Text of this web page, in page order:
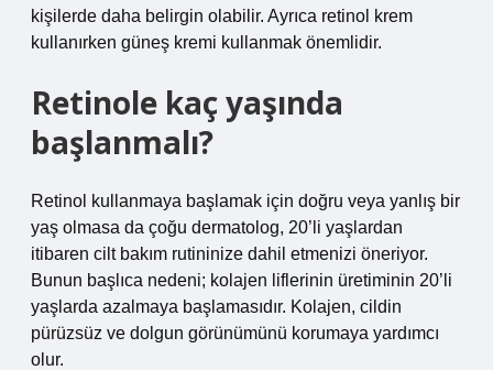
kişilerde daha belirgin olabilir. Ayrıca retinol krem ​​
kullanırken güneş kremi kullanmak önemlidir.
Retinole kaç yaşında
başlanmalı?
Retinol kullanmaya başlamak için doğru veya yanlış bir
yaş olmasa da çoğu dermatolog, 20’li yaşlardan
itibaren cilt bakım rutininize dahil etmenizi öneriyor.
Bunun başlıca nedeni; kolajen liflerinin üretiminin 20’li
yaşlarda azalmaya başlamasıdır. Kolajen, cildin
pürüzsüz ve dolgun görünümünü korumaya yardımcı
olur.